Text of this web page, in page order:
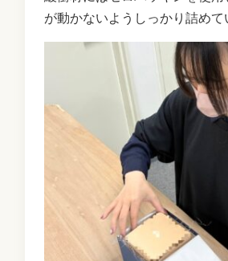
が動かないようしっかり詰めて